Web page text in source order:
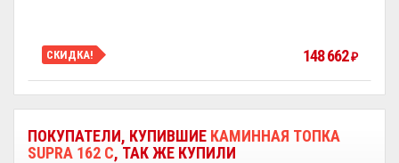
СКИДКА! 148 662₽
ПОКУПАТЕЛИ, КУПИВШИЕ КАМИННАЯ ТОПКА
SUPRA 162 C, ТАК ЖЕ КУПИЛИ